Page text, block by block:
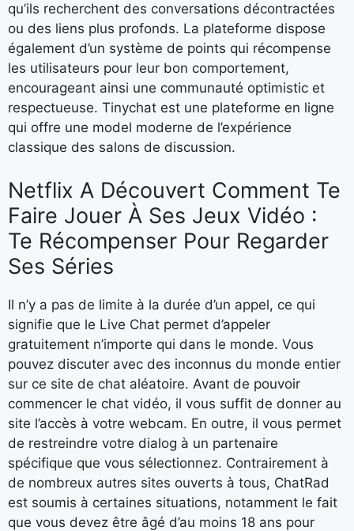
qu’ils recherchent des conversations décontractées
ou des liens plus profonds. La plateforme dispose
également d’un système de points qui récompense
les utilisateurs pour leur bon comportement,
encourageant ainsi une communauté optimistic et
respectueuse. Tinychat est une plateforme en ligne
qui offre une model moderne de l’expérience
classique des salons de discussion.
Netflix A Découvert Comment Te
Faire Jouer À Ses Jeux Vidéo :
Te Récompenser Pour Regarder
Ses Séries
Il n’y a pas de limite à la durée d’un appel, ce qui
signifie que le Live Chat permet d’appeler
gratuitement n’importe qui dans le monde. Vous
pouvez discuter avec des inconnus du monde entier
sur ce site de chat aléatoire. Avant de pouvoir
commencer le chat vidéo, il vous suffit de donner au
site l’accès à votre webcam. En outre, il vous permet
de restreindre votre dialog à un partenaire
spécifique que vous sélectionnez. Contrairement à
de nombreux autres sites ouverts à tous, ChatRad
est soumis à certaines situations, notamment le fait
que vous devez être âgé d’au moins 18 ans pour